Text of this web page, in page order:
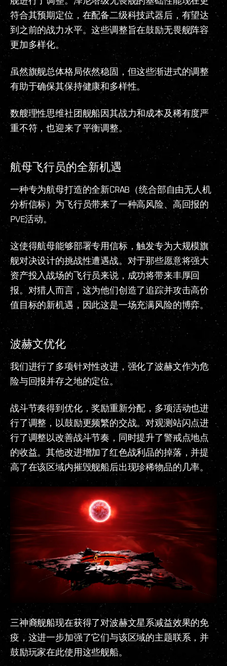
符合其预期定位，在配备二级科技武器后，有望达
到之前的战力水平。这些调整旨在鼓励无畏舰阵容
更加多样化。
虽然旗舰总体格局依然稳固，但这些渐进式的调整
有助于确保其保持健康和多样性。
数艘理性思维社团舰船因其战力和成本及稀有度严
重不符，也迎来了平衡调整。
航母飞行员的全新机遇
一种专为航母打造的全新CRAB（统合部自由无人机
分析信标）为飞行员带来了一种高风险、高回报的
PVE活动。
这使得航母能够部署专用信标，触发专为大规模旗
舰对决设计的挑战性遭遇战。对于那些愿意将强大
资产投入战场的飞行员来说，成功将带来丰厚回
报。对猎人而言，这为他们创造了追踪并攻击高价
值目标的新机遇，因此这是一场充满风险的博弈。
波赫文优化
我们进行了多项针对性改进，强化了波赫文作为危
险与回报并存之地的定位。
战斗节奏得到优化，奖励重新分配，多项活动也进
行了调整，以鼓励更频繁的交战。对观测站闪点进
行了调整以改善战斗节奏，同时提升了警戒点地点
的收益。其他改进增加了红色战利品的掉落，并提
高了在该区域内摧毁舰船后出现珍稀物品的几率。
三神裔舰船现在获得了对波赫文星系减益效果的免
疫，这进一步加强了它们与该区域的主题联系，并
鼓励玩家在此使用这些舰船。